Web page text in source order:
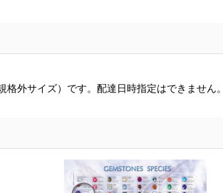
外サイズ）です。配達日時指定はできません。